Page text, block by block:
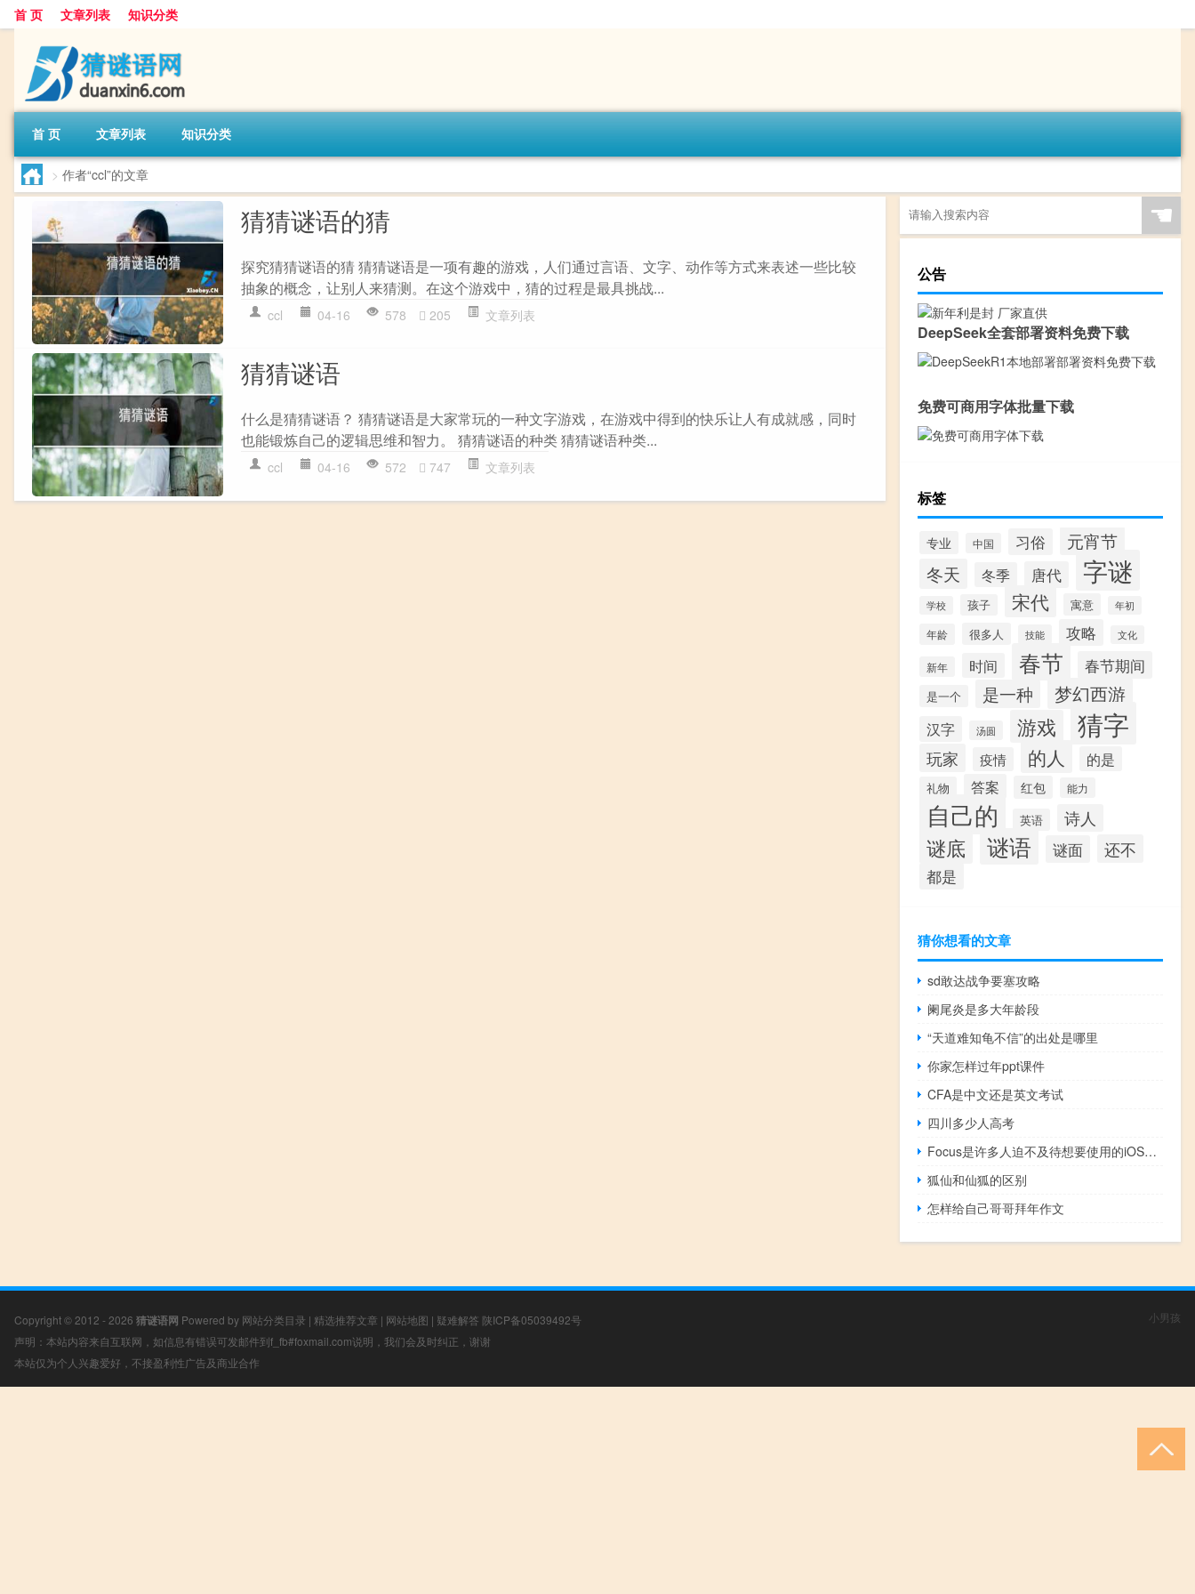
首 页 文章列表 知识分类
首 页 文章列表 知识分类
> 作者“ccl”的文章
猜猜谜语的猜
探究猜猜谜语的猜 猜猜谜语是一项有趣的游戏，人们通过言语、文字、动作等方式来表述一些比较
抽象的概念，让别人来猜测。在这个游戏中，猜的过程是最具挑战...
ccl 04-16 578 205 文章列表
猜猜谜语
什么是猜猜谜语？ 猜猜谜语是大家常玩的一种文字游戏，在游戏中得到的快乐让人有成就感，同时
也能锻炼自己的逻辑思维和智力。 猜猜谜语的种类 猜猜谜语种类...
ccl 04-16 572 747 文章列表
☚
公告
DeepSeek全套部署资料免费下载
免费可商用字体批量下载
标签
专业 中国 习俗 元宵节
冬天 冬季 唐代 字谜
学校 孩子 宋代 寓意 年初
年龄 很多人 技能 攻略 文化
新年 时间 春节 春节期间
是一个 是一种 梦幻西游
汉字 汤圆 游戏 猜字
玩家 疫情 的人 的是
礼物 答案 红包 能力
自己的 英语 诗人
谜底 谜语 谜面 还不
都是
猜你想看的文章
sd敢达战争要塞攻略
阑尾炎是多大年龄段
“天道难知龟不信”的出处是哪里
你家怎样过年ppt课件
CFA是中文还是英文考试
四川多少人高考
Focus是许多人迫不及待想要使用的iOS15功能
狐仙和仙狐的区别
怎样给自己哥哥拜年作文
Copyright © 2012 - 2026 猜谜语网 Powered by 网站分类目录 | 精选推荐文章 | 网站地图 | 疑难解答 陕ICP备05039492号
声明：本站内容来自互联网，如信息有错误可发邮件到f_fb#foxmail.com说明，我们会及时纠正，谢谢
本站仅为个人兴趣爱好，不接盈利性广告及商业合作
小男孩